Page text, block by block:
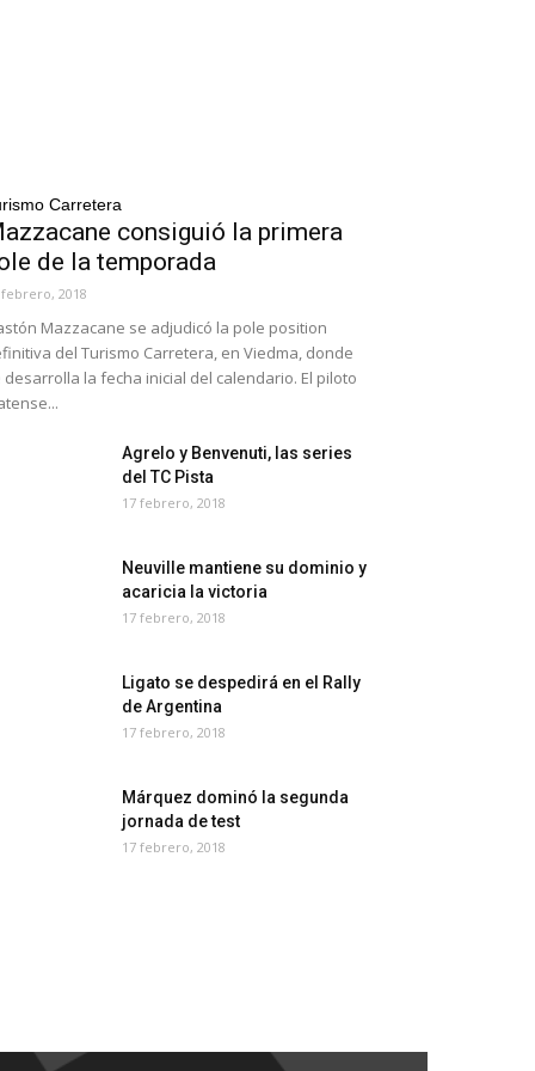
Carretera
consiguió la primera
de la temporada
febrero, 2018
Mazzacane se adjudicó la pole position
del Turismo Carretera, en Viedma, donde
desarrolla la fecha inicial del calendario. El piloto
Agrelo y Benvenuti, las series
del TC Pista
17 febrero, 2018
Neuville mantiene su dominio y
acaricia la victoria
17 febrero, 2018
Ligato se despedirá en el Rally
de Argentina
17 febrero, 2018
Márquez dominó la segunda
jornada de test
17 febrero, 2018